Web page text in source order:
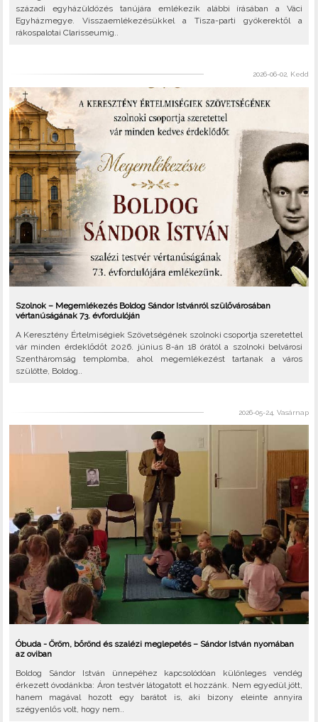
századi egyházüldözés tanújára emlékezik alábbi írásában a Váci
Egyházmegye. Visszaemlékezésükkel a Tisza-parti gyökerektől a
rákospalotai Clarisseumig..
2026-06-02, Kedd
Szolnok – Megemlékezés Boldog Sándor Istvánról szülővárosában
vértanúságának 73. évfordulóján
A Keresztény Értelmiségiek Szövetségének szolnoki csoportja szeretettel
vár minden érdeklődőt 2026. június 8-án 18 órától a szolnoki belvárosi
Szentháromság templomba, ahol megemlékezést tartanak a város
szülötte, Boldog..
2026-05-24, Vasárnap
Óbuda - Öröm, bőrönd és szalézi meglepetés – Sándor István nyomában
az oviban
Boldog Sándor István ünnepéhez kapcsolódóan különleges vendég
érkezett óvodánkba: Áron testvér látogatott el hozzánk. Nem egyedül jött,
hanem magával hozott egy barátot is, aki bizony eleinte annyira
szégyenlős volt, hogy nem..